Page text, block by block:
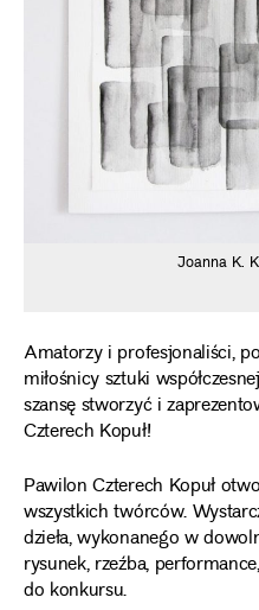
Joanna K.
Amatorzy i profesjonaliści,
miłośnicy sztuki
szansę stworzyć i
Czterech Kopuł!
Pawilon Czterech Kopuł
wszystkich twórców.
dzieła, wykonanego w
rysunek, rzeźba,
do konkursu.